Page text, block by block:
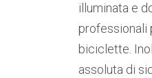
illuminata e
professionali
biciclette.
assoluta di